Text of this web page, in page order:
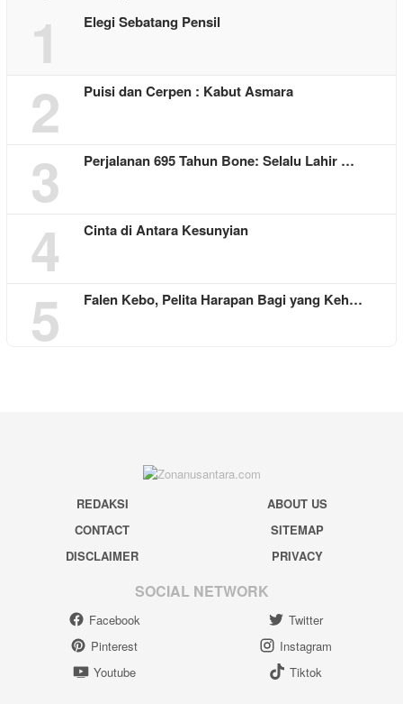
1 Elegi Sebatang Pensil
2 Puisi dan Cerpen : Kabut Asmara
3 Perjalanan 695 Tahun Bone: Selalu Lahir …
4 Cinta di Antara Kesunyian
5 Falen Kebo, Pelita Harapan Bagi yang Keh…
REDAKSI
ABOUT US
CONTACT
SITEMAP
DISCLAIMER
PRIVACY
SOCIAL NETWORK
Facebook
Twitter
Pinterest
Instagram
Youtube
Tiktok